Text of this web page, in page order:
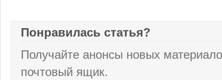
Понравилась статья?
Получайте анонсы новых
почтовый ящик.